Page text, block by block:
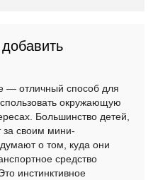
— отличный способ для
окружающую
Большинство детей,
за своим мини-
о том, куда они
средство
инстинктивное